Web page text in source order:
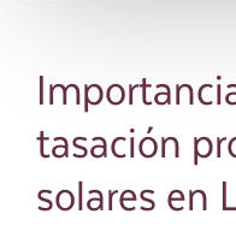
tasación
solares en